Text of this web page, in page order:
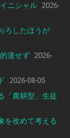
ニシャル 2026-
ろしたほうが
達せず 2026-
2026-08-05
「農耕型」生徒
を改めて考える